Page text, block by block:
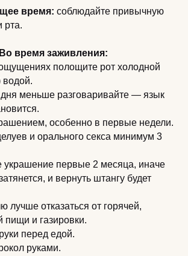
время: соблюдайте привычную
рта.
Во время заживления:
полощите рот холодной
водой.
меньше разговаривайте — язык
особенно в первые недели.
и орального секса минимум 3
украшение первые 2 месяца, иначе
и вернуть штангу будет
лучше отказаться от горячей,
пищи и газировки.
перед едой.
руками.